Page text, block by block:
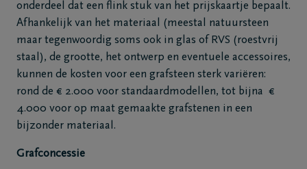
onderdeel dat een flink stuk van het prijskaartje bepaalt.
Afhankelijk van het materiaal (meestal natuursteen
maar tegenwoordig soms ook in glas of RVS (roestvrij
staal), de grootte, het ontwerp en eventuele accessoires,
kunnen de kosten voor een grafsteen sterk variëren:
rond de € 2.000 voor standaardmodellen, tot bijna €
4.000 voor op maat gemaakte grafstenen in een
bijzonder materiaal.
Grafconcessie